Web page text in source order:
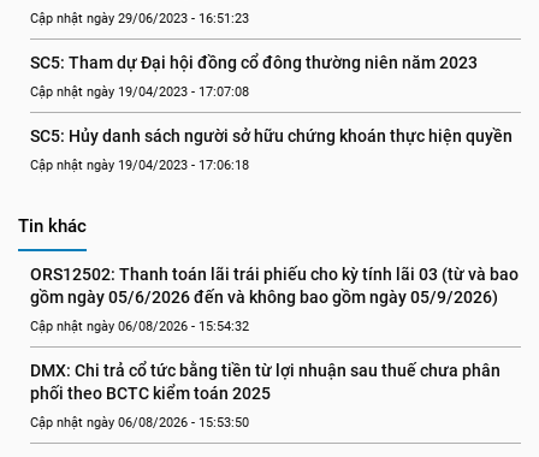
Cập nhật ngày 29/06/2023 - 16:51:23
SC5: Tham dự Đại hội đồng cổ đông thường niên năm 2023
Cập nhật ngày 19/04/2023 - 17:07:08
SC5: Hủy danh sách người sở hữu chứng khoán thực hiện quyền
Cập nhật ngày 19/04/2023 - 17:06:18
Tin khác
ORS12502: Thanh toán lãi trái phiếu cho kỳ tính lãi 03 (từ và bao
gồm ngày 05/6/2026 đến và không bao gồm ngày 05/9/2026)
Cập nhật ngày 06/08/2026 - 15:54:32
DMX: Chi trả cổ tức bằng tiền từ lợi nhuận sau thuế chưa phân
phối theo BCTC kiểm toán 2025
Cập nhật ngày 06/08/2026 - 15:53:50